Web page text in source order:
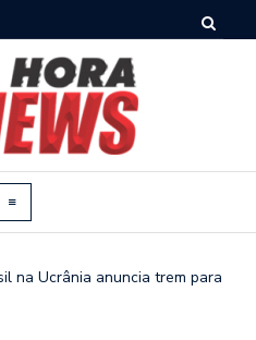
na Ucrânia anuncia trem para